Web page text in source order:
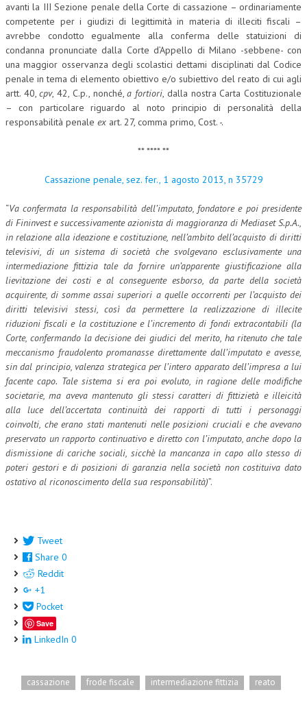
FISCO
DIRITTO TRIBUTARIO
FISCALITÀ INTERNAZIONALE
TAX RISK MANAGEMENT
CRIMINOLOGIA TRIBUTARIA
PRASSI
AMMINISTRATIVA
TRIBUTARIA
GIURISPRUDENZA
EUROPEA
COSTITUZIONALE
CIVILE
TRIBUTARIA
PENALE
NEWS
ARCHIVIO EVENTI (FINO AL 2022)
CORSI ENTI TERZI
TELEGRAM
DOCUMENTI
MANUALI E MONOGRAFIE
TESI DI LAUREA
INVITI E PROMOZIONI
avanti la III Sezione penale della Corte di cassazione – ordinariamente
competente per i giudizi di legittimità in materia di illeciti fiscali –
avrebbe condotto egualmente alla conferma delle statuizioni di
condanna pronunciate dalla Corte d’Appello di Milano -sebbene- con
una maggior osservanza degli scolastici dettami disciplinati dal Codice
penale in tema di elemento obiettivo e/o subiettivo del reato di cui agli
artt. 40,cpv, 42, C.p., nonché,a fortiori, dalla nostra Carta Costituzionale
– con particolare riguardo al noto principio di personalità della
responsabilità penale ex art. 27, comma primo, Cost. -.
** **** **
Cassazione penale, sez. fer., 1 agosto 2013, n 35729
“Va confermata la responsabilità dell’imputato, fondatore e poi presidente
di Fininvest e successivamente azionista di maggioranza di Mediaset S.p.A.,
in relazione alla ideazione e costituzione, nell’ambito dell’acquisto di diritti
televisivi, di un sistema di società che svolgevano esclusivamente una
intermediazione fittizia tale da fornire un’apparente giustificazione alla
lievitazione dei costi e al conseguente esborso, da parte della società
acquirente, di somme assai superiori a quelle occorrenti per l’acquisto dei
diritti televisivi stessi, così da permettere la realizzazione di illecite
riduzioni fiscali e la costituzione e l’incremento di fondi extracontabili (la
Corte, confermando la decisione dei giudici del merito, ha ritenuto che tale
meccanismo fraudolento promanasse direttamente dall’imputato e avesse,
sin dal principio, valenza strategica per l’intero apparato dell’impresa a lui
facente capo. Tale sistema si era poi evoluto, in ragione delle modifiche
societarie, ma aveva mantenuto gli stessi caratteri di fittizietà e illeicità
alla luce dell’accertata continuità dei rapporti di tutti i personaggi
coinvolti, che erano stati mantenuti nelle posizioni cruciali e che avevano
preservato un rapporto continuativo e diretto con l’imputato, anche dopo la
dismissione di cariche sociali, sicchè la mancanza in capo allo stesso di
poteri gestori e di posizioni di garanzia nella società non costituiva dato
ostativo al riconoscimento della sua responsabilità)”.
Tweet
Share 0
Reddit
+1
Pocket
Save
LinkedIn 0
cassazione frode fiscale intermediazione fittizia reato